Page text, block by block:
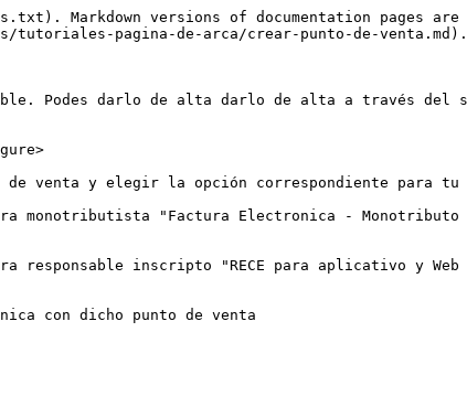
Markdown versions of documentation pages are
tutoriales-pagina-de-arca/crear-punto-de-venta.md).
Podes darlo de alta darlo de alta a través del
de venta y elegir la opción correspondiente para tu
monotributista "Factura Electronica -
responsable inscripto "RECE para aplicativo y